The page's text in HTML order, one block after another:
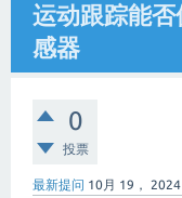
运动跟踪能
感器
0
投票
最新提问 10月 19， 2024